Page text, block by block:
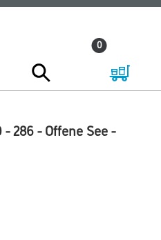
0
286 - Offene See -